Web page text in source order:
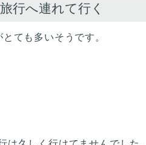
行へ連れて行く
ても多いそうです。